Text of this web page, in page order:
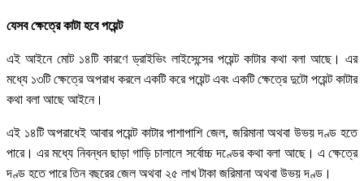
যেসব ক্ষেত্রে কাটা হবে পয়েন্ট
এই আইনে মোট ১৪টি কারণে ড্রাইভিং লাইসেন্সের পয়েন্ট কাটার কথা বলা আছে। এর
মধ্যে ১৩টি ক্ষেত্রে অপরাধ করলে একটি করে পয়েন্ট এবং একটি ক্ষেত্রে দুটো পয়েন্ট কাটার
কথা বলা আছে আইনে।
এই ১৪টি অপরাধেই আবার পয়েন্ট কাটার পাশাপাশি জেল, জরিমানা অথবা উভয় দণ্ড হতে
পারে। এর মধ্যে নিবন্ধন ছাড়া গাড়ি চালালে সর্বোচ্চ দণ্ডের কথা বলা আছে। এ ক্ষেত্রে
দণ্ড হতে পারে তিন বছরের জেল অথবা ২৫ লাখ টাকা জরিমানা অথবা উভয় দণ্ড।